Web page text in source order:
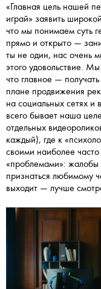
«Главная цель нашей
играй» заявить
что мы понимаем суть
прямо и открыто —
ты не один, нас очень
этого удовольствие.
что главное —
плане продвижения
на социальных сетях и
всего бывает наша
отдельных
каждый), где к
своими наиболее
«проблемами»: жалобы
признаться любимому
выходит — лучше